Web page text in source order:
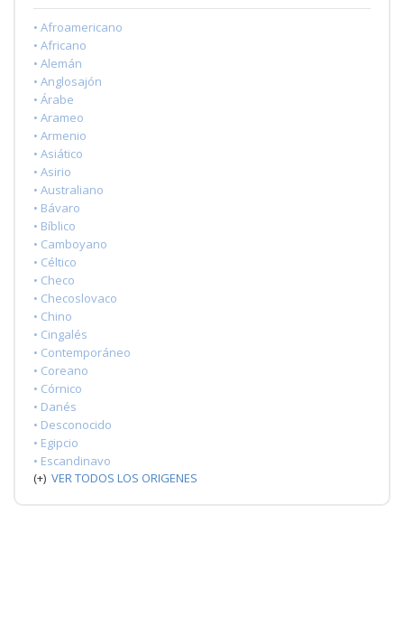
• Afroamericano
• Africano
• Alemán
• Anglosajón
• Árabe
• Arameo
• Armenio
• Asiático
• Asirio
• Australiano
• Bávaro
• Bíblico
• Camboyano
• Céltico
• Checo
• Checoslovaco
• Chino
• Cingalés
• Contemporáneo
• Coreano
• Córnico
• Danés
• Desconocido
• Egipcio
• Escandinavo
(+) VER TODOS LOS ORIGENES